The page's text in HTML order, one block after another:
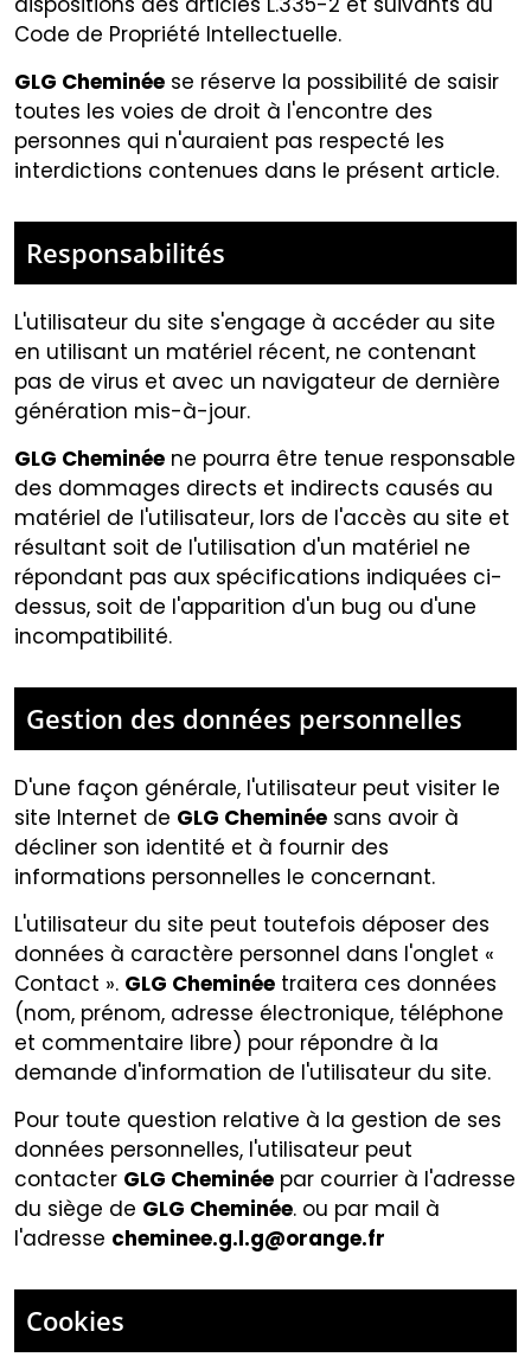
Code de Propriété Intellectuelle.
GLG Cheminée se réserve la possibilité de saisir
toutes les voies de droit à l'encontre des
personnes qui n'auraient pas respecté les
interdictions contenues dans le présent article.
Responsabilités
L'utilisateur du site s'engage à accéder au site
en utilisant un matériel récent, ne contenant
pas de virus et avec un navigateur de dernière
génération mis-à-jour.
GLG Cheminée ne pourra être tenue responsable
des dommages directs et indirects causés au
matériel de l'utilisateur, lors de l'accès au site et
résultant soit de l'utilisation d'un matériel ne
répondant pas aux spécifications indiquées ci-
dessus, soit de l'apparition d'un bug ou d'une
incompatibilité.
Gestion des données personnelles
D'une façon générale, l'utilisateur peut visiter le
site Internet de GLG Cheminée sans avoir à
décliner son identité et à fournir des
informations personnelles le concernant.
L'utilisateur du site peut toutefois déposer des
données à caractère personnel dans l'onglet «
Contact ». GLG Cheminée traitera ces données
(nom, prénom, adresse électronique, téléphone
et commentaire libre) pour répondre à la
demande d'information de l'utilisateur du site.
Pour toute question relative à la gestion de ses
données personnelles, l'utilisateur peut
contacter GLG Cheminée par courrier à l'adresse
du siège de GLG Cheminée. ou par mail à
l'adresse cheminee.g.l.g@orange.fr
Cookies